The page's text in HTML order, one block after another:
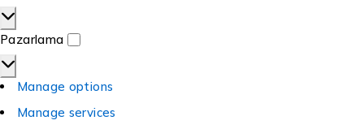
Pazarlama
Manage options
Manage services